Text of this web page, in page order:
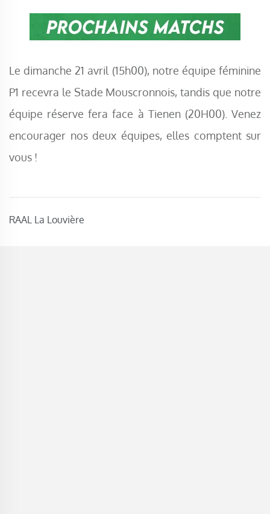
RAAL La Louvière
Le dimanche 21 avril (15h00), notre équipe féminine
P1 recevra le Stade Mouscronnois, tandis que notre
équipe réserve fera face à Tienen (20H00). Venez
encourager nos deux équipes, elles comptent sur
vous !